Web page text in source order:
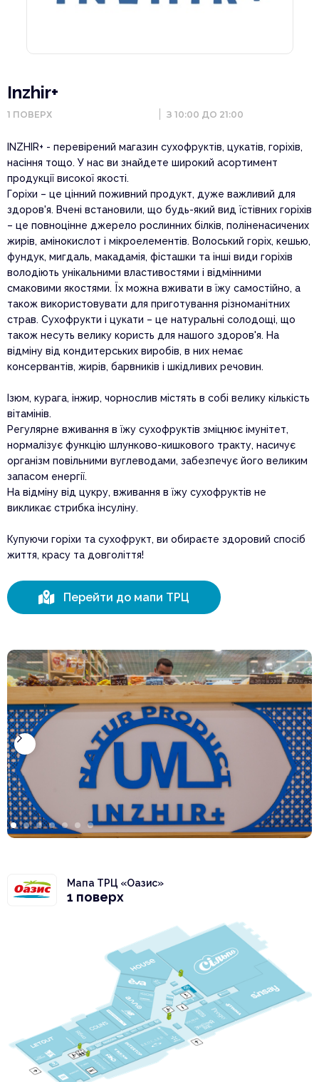
Inzhir+
1 ПОВЕРХ З 10:00 ДО 21:00
INZHIR+ - перевірений магазин сухофруктів, цукатів, горіхів,
насіння тощо. У нас ви знайдете широкий асортимент
продукції високої якості.
Горіхи – це цінний поживний продукт, дуже важливий для
здоров'я. Вчені встановили, що будь-який вид їстівних горіхів
– це повноцінне джерело рослинних білків, поліненасичених
жирів, амінокислот і мікроелементів. Волоський горіх, кешью,
фундук, мигдаль, макадамія, фісташки та інші види горіхів
володіють унікальними властивостями і відмінними
смаковими якостями. Їх можна вживати в їжу самостійно, а
також використовувати для приготування різноманітних
страв. Сухофрукти і цукати – це натуральні солодощі, що
також несуть велику користь для нашого здоров'я. На
відміну від кондитерських виробів, в них немає
консервантів, жирів, барвників і шкідливих речовин.
Ізюм, курага, інжир, чорнослив містять в собі велику кількість
вітамінів.
Регулярне вживання в їжу сухофруктів зміцнює імунітет,
нормалізує функцію шлунково-кишкового тракту, насичує
організм повільними вуглеводами, забезпечує його великим
запасом енергії.
На відміну від цукру, вживання в їжу сухофруктів не
викликає стрибка інсуліну.
Купуючи горіхи та сухофрукт, ви обираєте здоровий спосіб
життя, красу та довголіття!
 Перейти до мапи ТРЦ
Мапа ТРЦ «Оазис»
1 поверх